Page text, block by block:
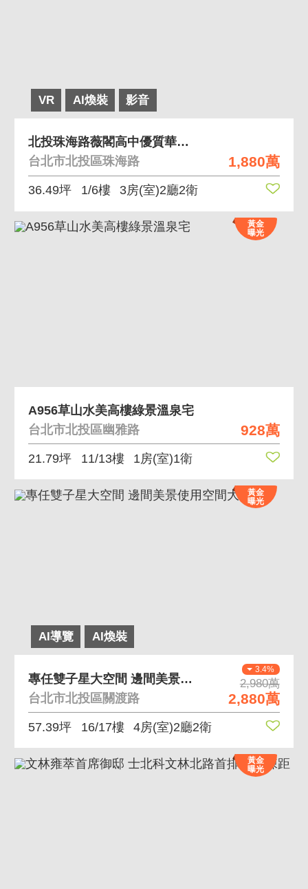
VR AI煥裝 影音
1,880萬
北投珠海路薇閣高中優質華廈稀有釋出要買要快
台北市北投區珠海路
36.49坪 1/6樓 3房(室)2廳2衛
黃金
曝光
928萬
A956草山水美高樓綠景溫泉宅
台北市北投區幽雅路
21.79坪 11/13樓 1房(室)1衛
AI導覽 AI煥裝
黃金
曝光
3.4%
2,980萬
2,880萬
專任雙子星大空間 邊間美景使用空間大
台北市北投區關渡路
57.39坪 16/17樓 4房(室)2廳2衛
黃金
曝光